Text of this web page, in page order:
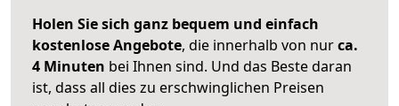
Holen Sie sich ganz bequem und einfach
kostenlose Angebote, die innerhalb von nurca.
4 Minuten bei Ihnen sind. Und das Beste daran
ist, dass all dies zu erschwinglichen Preisen